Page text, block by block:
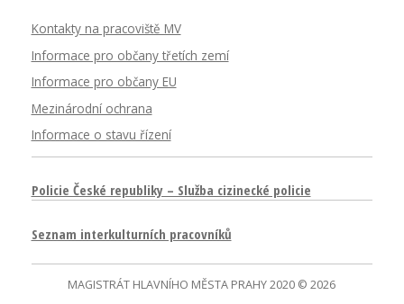
Kontakty na pracoviště MV
Informace pro občany třetích zemí
Informace pro občany EU
Mezinárodní ochrana
Informace o stavu řízení
Policie České republiky – Služba cizinecké policie
Seznam interkulturních pracovníků
MAGISTRÁT HLAVNÍHO MĚSTA PRAHY 2020 © 2026